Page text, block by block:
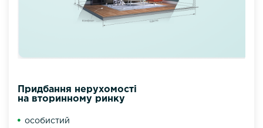
Придбання нерухомості
на вторинному ринку
особистий